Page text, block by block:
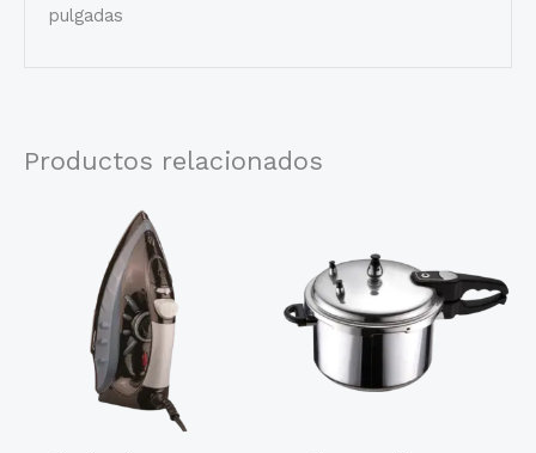
pulgadas
Productos relacionados